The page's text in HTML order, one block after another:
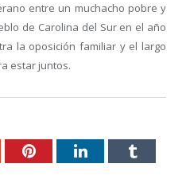
entre un muchacho pobre y
de Carolina del Sur en el año
la oposición familiar y el largo
estar juntos.
PinterestLinkedInTumblr